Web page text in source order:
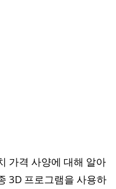
가격 사양에 대해 알아
3D 프로그램을 사용하